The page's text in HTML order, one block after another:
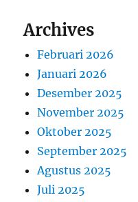
Archives
Februari 2026
Januari 2026
Desember 2025
November 2025
Oktober 2025
September 2025
Agustus 2025
Juli 2025